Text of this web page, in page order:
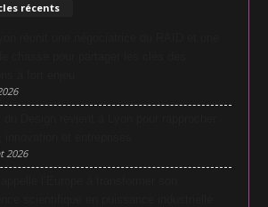
récents
2026